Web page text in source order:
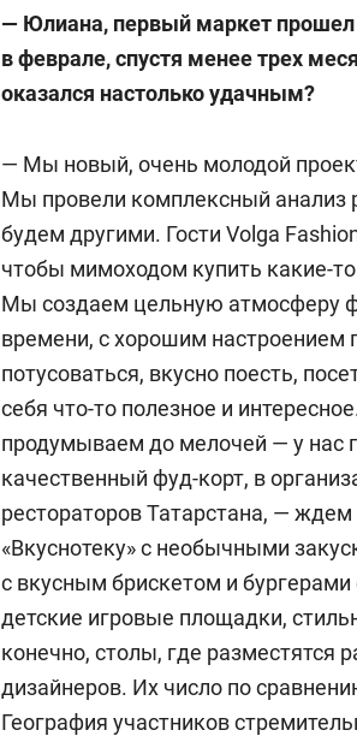
— Юлиана, первый маркет прошел
в феврале, спустя менее трех
оказался настолько удачным?
— Мы новый, очень молодой
Мы провели комплексный анализ
будем другими. Гости Volga
чтобы мимоходом купить какие-
Мы создаем цельную атмосферу
времени, с хорошим настроением
потусоваться, вкусно поесть,
себя что-то полезное и
продумываем до мелочей — у нас
качественный фуд-корт, в
рестораторов Татарстана, —
«Вкуснотеку» с необычными
с вкусным брискетом и
детские игровые площадки,
конечно, столы, где разместятся
дизайнеров. Их число по
География участников